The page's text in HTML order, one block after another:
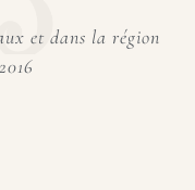
et dans la région